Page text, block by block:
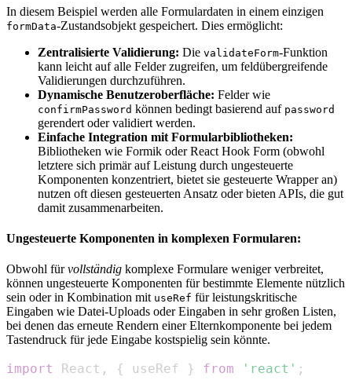
In diesem Beispiel werden alle Formulardaten in einem einzigen
formData-Zustandsobjekt gespeichert. Dies ermöglicht:
Zentralisierte Validierung: Die validateForm-Funktion
kann leicht auf alle Felder zugreifen, um feldübergreifende
Validierungen durchzuführen.
Dynamische Benutzeroberfläche: Felder wie
confirmPassword können bedingt basierend auf password
gerendert oder validiert werden.
Einfache Integration mit Formularbibliotheken:
Bibliotheken wie Formik oder React Hook Form (obwohl
letztere sich primär auf Leistung durch ungesteuerte
Komponenten konzentriert, bietet sie gesteuerte Wrapper an)
nutzen oft diesen gesteuerten Ansatz oder bieten APIs, die gut
damit zusammenarbeiten.
Ungesteuerte Komponenten in komplexen Formularen:
Obwohl fürvollständig komplexe Formulare weniger verbreitet,
können ungesteuerte Komponenten für bestimmte Elemente nützlich
sein oder in Kombination mit useRef für leistungskritische
Eingaben wie Datei-Uploads oder Eingaben in sehr großen Listen,
bei denen das erneute Rendern einer Elternkomponente bei jedem
Tastendruck für jede Eingabe kostspielig sein könnte.
import React , { useRef } from 'react' ;